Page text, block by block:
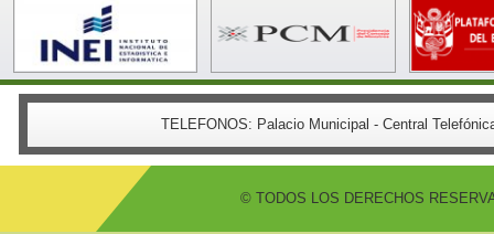
TELEFONOS: Palacio Municipal - Central
© TODOS LOS DERECHOS